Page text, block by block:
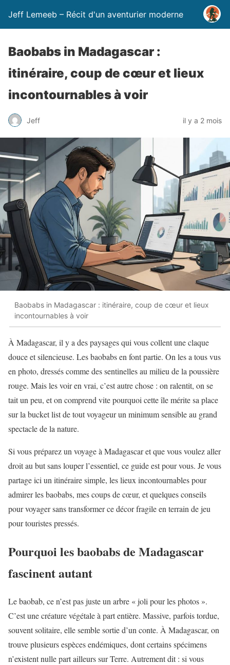
Jeff Lemeeb – Récit d'un aventurier moderne
Baobabs in Madagascar :
itinéraire, coup de cœur et lieux
incontournables à voir
Jeff il y a 2 mois
Baobabs in Madagascar : itinéraire, coup de cœur et lieux
incontournables à voir
À Madagascar, il y a des paysages qui vous collent une claque
douce et silencieuse. Les baobabs en font partie. On les a tous vus
en photo, dressés comme des sentinelles au milieu de la poussière
rouge. Mais les voir en vrai, c’est autre chose : on ralentit, on se
tait un peu, et on comprend vite pourquoi cette île mérite sa place
sur la bucket list de tout voyageur un minimum sensible au grand
spectacle de la nature.
Si vous préparez un voyage à Madagascar et que vous voulez aller
droit au but sans louper l’essentiel, ce guide est pour vous. Je vous
partage ici un itinéraire simple, les lieux incontournables pour
admirer les baobabs, mes coups de cœur, et quelques conseils
pour voyager sans transformer ce décor fragile en terrain de jeu
pour touristes pressés.
Pourquoi les baobabs de Madagascar
fascinent autant
Le baobab, ce n’est pas juste un arbre « joli pour les photos ».
C’est une créature végétale à part entière. Massive, parfois tordue,
souvent solitaire, elle semble sortie d’un conte. À Madagascar, on
trouve plusieurs espèces endémiques, dont certains spécimens
n’existent nulle part ailleurs sur Terre. Autrement dit : si vous